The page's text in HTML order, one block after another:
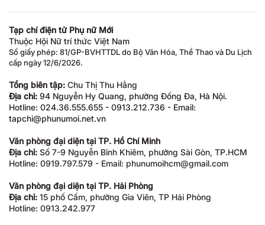
Tạp chí điện tử Phụ nữ Mới
Thuộc Hội Nữ trí thức Việt Nam
Số giấy phép: 81/GP-BVHTTDL do Bộ Văn Hóa, Thể Thao và Du Lịch
cấp ngày 12/6/2026.
Tổng biên tập: Chu Thị Thu Hằng
Địa chỉ: 94 Nguyễn Hy Quang, phường Đống Đa, Hà Nội.
Hotline: 024.36.555.655 - 0913.212.736 - Email:
tapchi@phunumoi.net.vn
Văn phòng đại diện tại TP. Hồ Chí Minh
Địa chỉ: Số 7-9 Nguyễn Bỉnh Khiêm, phường Sài Gòn, TP.HCM
Hotline: 0919.797.579 - Email: phunumoihcm@gmail.com
Văn phòng đại diện tại TP. Hải Phòng
Địa chỉ: 15 phố Cấm, phường Gia Viên, TP Hải Phòng
Hotline: 0913.242.977